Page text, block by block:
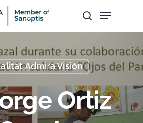
search or ESC to close
Admira Visión
Ortiz